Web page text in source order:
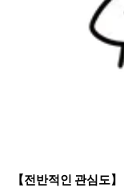
【전반적인 관심도】